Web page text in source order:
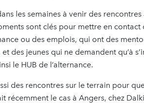
les semaines à venir des
sont clés pour mettre en
ou des emplois, qui ont des
des jeunes qui ne demandent qu’à
le HUB de l’alternance.
des rencontres sur le terrain pour
récemment le cas à Angers, chez